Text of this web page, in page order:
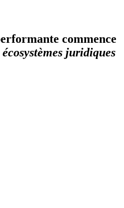
commence
écosystèmes juridiques